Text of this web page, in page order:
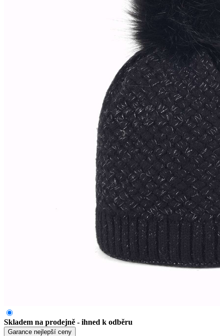
Skladem na prodejně - ihned k odběru
Garance nejlepší ceny